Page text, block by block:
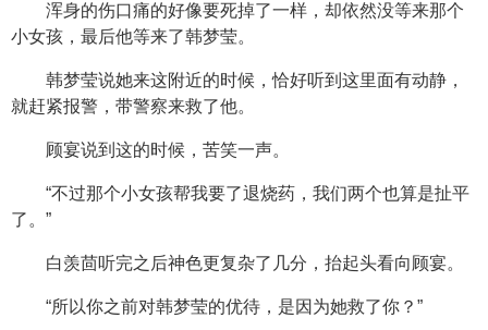
浑身的伤口痛的好像要死掉了一样，却依然没等来那个
小女孩，最后他等来了韩梦莹。
韩梦莹说她来这附近的时候，恰好听到这里面有动静，
就赶紧报警，带警察来救了他。
顾宴说到这的时候，苦笑一声。
“不过那个小女孩帮我要了退烧药，我们两个也算是扯平
了。”
白羡茴听完之后神色更复杂了几分，抬起头看向顾宴。
“所以你之前对韩梦莹的优待，是因为她救了你？”